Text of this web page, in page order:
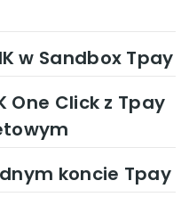
w Sandbox Tpay
One Click z Tpay
koncie Tpay